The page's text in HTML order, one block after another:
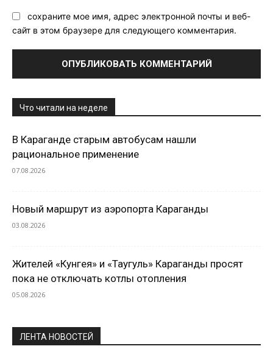
сохраните мое имя, адрес электронной почты и веб-
сайт в этом браузере для следующего комментария.
Что читали на неделе
В Караганде старым автобусам нашли
рациональное применение
07.08.2026
Новый маршрут из аэропорта Караганды
03.08.2026
Жителей «Кунгея» и «Таугуль» Караганды просят
пока не отключать котлы отопления
05.08.2026
ЛЕНТА НОВОСТЕЙ